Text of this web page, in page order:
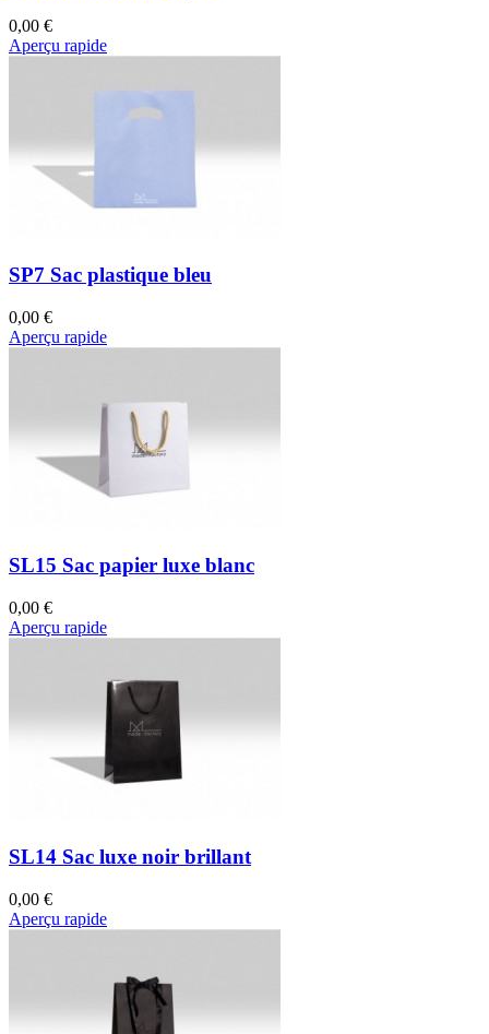
0,00 €
Aperçu rapide
SP7 Sac plastique bleu
0,00 €
Aperçu rapide
SL15 Sac papier luxe blanc
0,00 €
Aperçu rapide
SL14 Sac luxe noir brillant
0,00 €
Aperçu rapide